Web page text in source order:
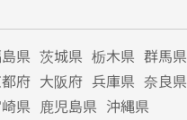
県 茨城県 栃木県 群馬県
府 大阪府 兵庫県 奈良県
県 鹿児島県 沖縄県